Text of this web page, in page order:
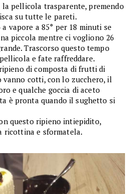
pellicola trasparente, premendo
su tutte le pareti.
vapore a 85° per 18 minuti se
piccola mentre ci vogliono 26
Trascorso questo tempo
e fate raffreddare.
di composta di frutti di
vanno cotti, con lo zucchero, il
e qualche goccia di aceto
è pronta quando il sughetto si
questo ripieno intiepidito,
ricottina e sformatela.